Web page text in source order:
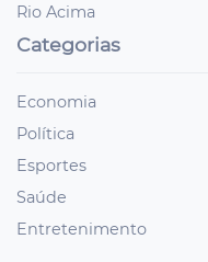
Rio Acima
Categorias
Economia
Política
Esportes
Saúde
Entretenimento